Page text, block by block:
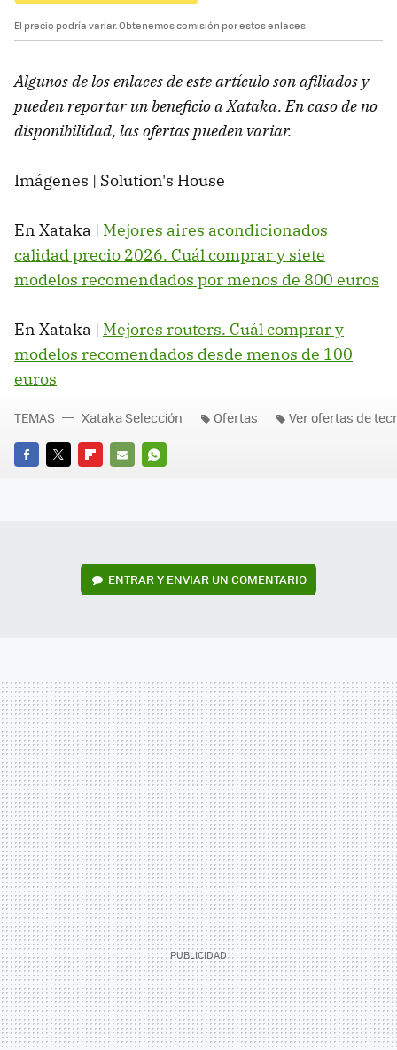
El precio podría variar. Obtenemos comisión por estos enlaces
Algunos de los enlaces de este artículo son afiliados y
pueden reportar un beneficio a Xataka. En caso de no
disponibilidad, las ofertas pueden variar.
Imágenes | Solution's House
En Xataka | Mejores aires acondicionados
calidad precio 2026. Cuál comprar y siete
modelos recomendados por menos de 800 euros
En Xataka | Mejores routers. Cuál comprar y
modelos recomendados desde menos de 100
euros
FACEBOOK
TWITTERFLIPBOARD
E-
WHATSAPP
TEMAS Xataka Selección Ofertas Ver ofertas de
ENTRAR Y ENVIAR UN COMENTARIO